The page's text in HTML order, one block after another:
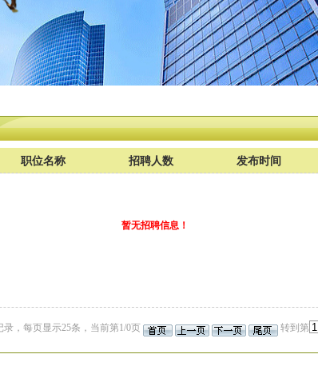
职位名称 招聘人数 发布时间
暂无招聘信息！
录，每页显示25条，当前第1/0页 转到第